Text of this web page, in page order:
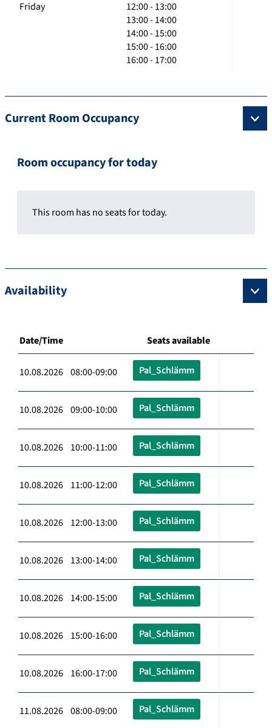
Friday
12:00 - 13:00
13:00 - 14:00
14:00 - 15:00
15:00 - 16:00
16:00 - 17:00
Current Room Occupancy
Room occupancy for today
This room has no seats for today.
Availability
Date/Time Seats available
10.08.2026 08:00-09:00 Pal_Schlämm
10.08.2026 09:00-10:00 Pal_Schlämm
10.08.2026 10:00-11:00 Pal_Schlämm
10.08.2026 11:00-12:00 Pal_Schlämm
10.08.2026 12:00-13:00 Pal_Schlämm
10.08.2026 13:00-14:00 Pal_Schlämm
10.08.2026 14:00-15:00 Pal_Schlämm
10.08.2026 15:00-16:00 Pal_Schlämm
10.08.2026 16:00-17:00 Pal_Schlämm
11.08.2026 08:00-09:00 Pal_Schlämm